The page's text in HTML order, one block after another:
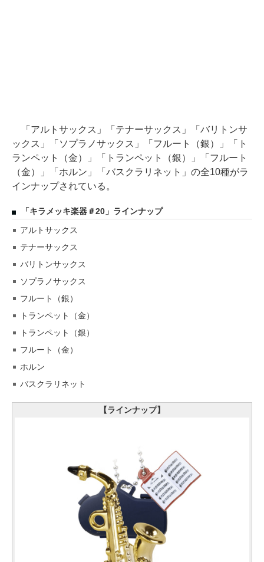
「アルトサックス」「テナーサックス」「バリトンサ
ックス」「ソプラノサックス」「フルート（銀）」「ト
ランペット（金）」「トランペット（銀）」「フルート
（金）」「ホルン」「バスクラリネット」の全10種がラ
インナップされている。
「キラメッキ楽器＃20」ラインナップ
アルトサックス
テナーサックス
バリトンサックス
ソプラノサックス
フルート（銀）
トランペット（金）
トランペット（銀）
フルート（金）
ホルン
バスクラリネット
【ラインナップ】